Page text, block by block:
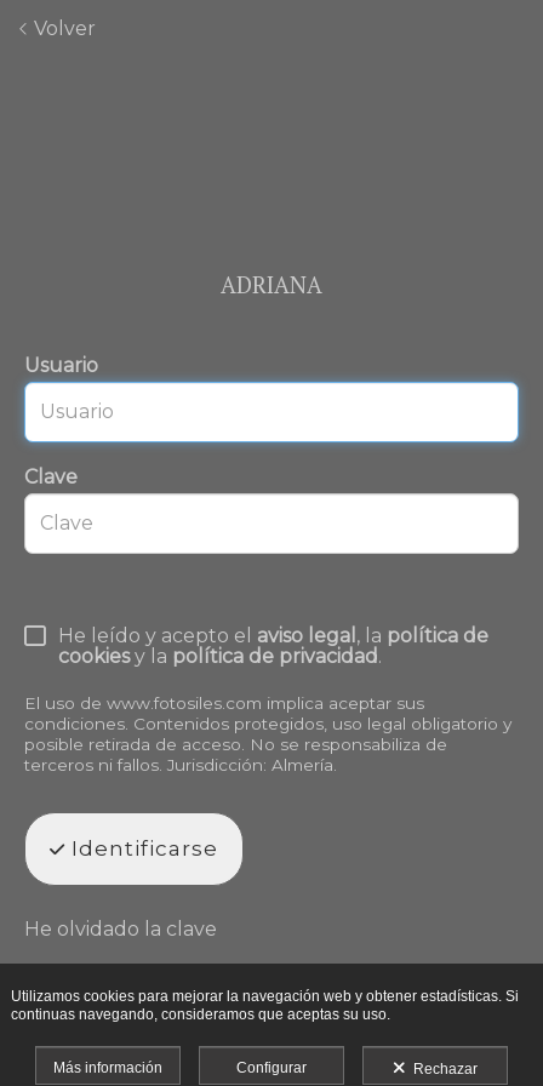
Volver
ADRIANA
Usuario
Clave
He leído y acepto el aviso legal , la política de
cookiesy la política de privacidad.
El uso de www.fotosiles.com implica aceptar sus
condiciones. Contenidos protegidos, uso legal obligatorio y
posible retirada de acceso. No se responsabiliza de
terceros ni fallos. Jurisdicción: Almería.
Identificarse
He olvidado la clave
Utilizamos cookies para mejorar la navegación web y obtener estadísticas. Si
continuas navegando, consideramos que aceptas su uso.
Más información Configurar Rechazar